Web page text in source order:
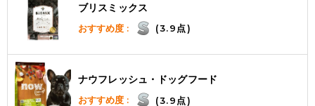
ブリスミックス
おすすめ度 : (3.9点)
ナウフレッシュ・ドッグフード
おすすめ度 : (3.9点)